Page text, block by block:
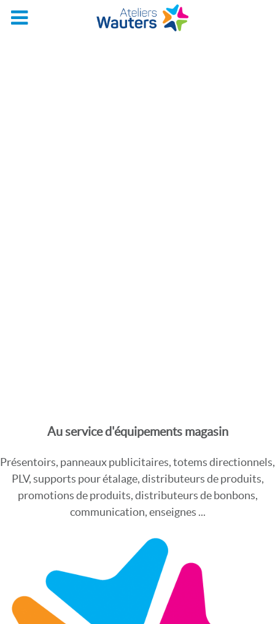
Au service d'équipements magasin
Présentoirs, panneaux publicitaires, totems directionnels,
PLV, supports pour étalage, distributeurs de produits,
promotions de produits, distributeurs de bonbons,
communication, enseignes ...